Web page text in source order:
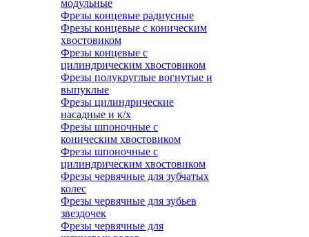
модульные
Фрезы концевые радиусные
Фрезы концевые с коническим
хвостовиком
Фрезы концевые с
цилиндрическим хвостовиком
Фрезы полукруглые вогнутые и
выпуклые
Фрезы цилиндрические
насадные и к/х
Фрезы шпоночные с
коническим хвостовиком
Фрезы шпоночные с
цилиндрическим хвостовиком
Фрезы червячные для зубчатых
колес
Фрезы червячные для зубьев
звездочек
Фрезы червячные для